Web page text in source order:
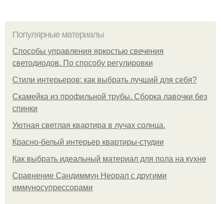
Популярные материалы
Способы управления яркостью свечения
светодиодов. По способу регулировки
Стили интерьеров: как выбрать лучший для себя?
Скамейка из профильной трубы. Сборка лавочки без
спинки
Уютная светлая квартира в лучах солнца.
Красно-белый интерьер квартиры-студии
Как выбрать идеальный материал для пола на кухне
Сравнение Сандиммун Неорал с другими
иммуносупрессорами